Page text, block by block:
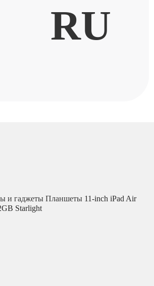
RU
и гаджеты Планшеты 11-inch iPad Air
Starlight